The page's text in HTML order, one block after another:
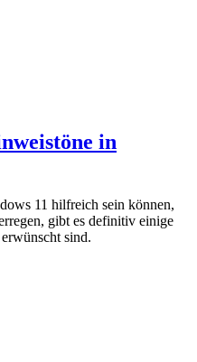
in
11 hilfreich sein können,
gibt es definitiv einige
sind.